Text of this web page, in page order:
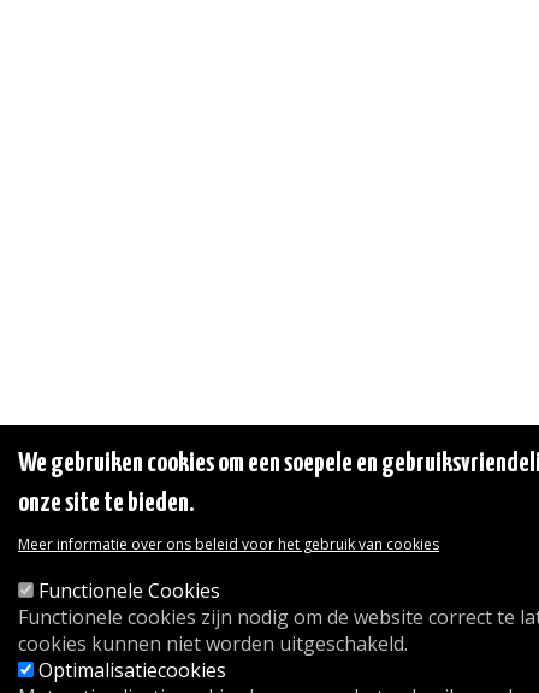
We gebruiken cookies om een soepele en
onze site te bieden.
Meer informatie over ons beleid voor het gebruik van cookies
Functionele Cookies
Functionele cookies zijn nodig om de website correct te
cookies kunnen niet worden uitgeschakeld.
Optimalisatiecookies